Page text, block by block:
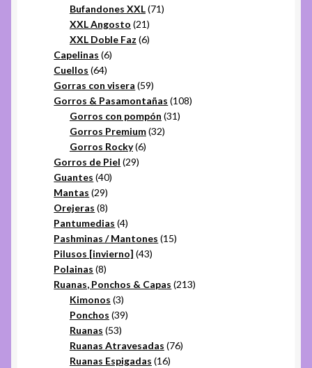
Bufandones XXL 7171
XXL Angosto 2121
productos
XXL Doble Faz 66
Capelinas 66
Cuellos 6464
productos
Gorras con visera 5959
productos
Gorros & Pasamontañas 108108
Gorros con pompón 3131
Gorros Premium 3232
Gorros Rocky 66
Gorros de Piel 2929
Guantes 4040
Mantas 2929
productos
Orejeras 88
productos
Pantumedias 44
productos
Pashminas / Mantones 1515
Pilusos [invierno] 4343
Polainas 88
productos
Ruanas, Ponchos & Capas 213213
Kimonos 33
productos
Ponchos 3939
Ruanas 5353
productos
Ruanas Atravesadas 7676
Ruanas Espigadas 1616